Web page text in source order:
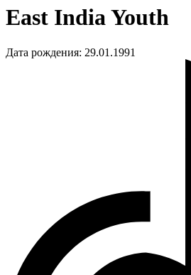
East India Youth
Дата рождения: 29.01.1991